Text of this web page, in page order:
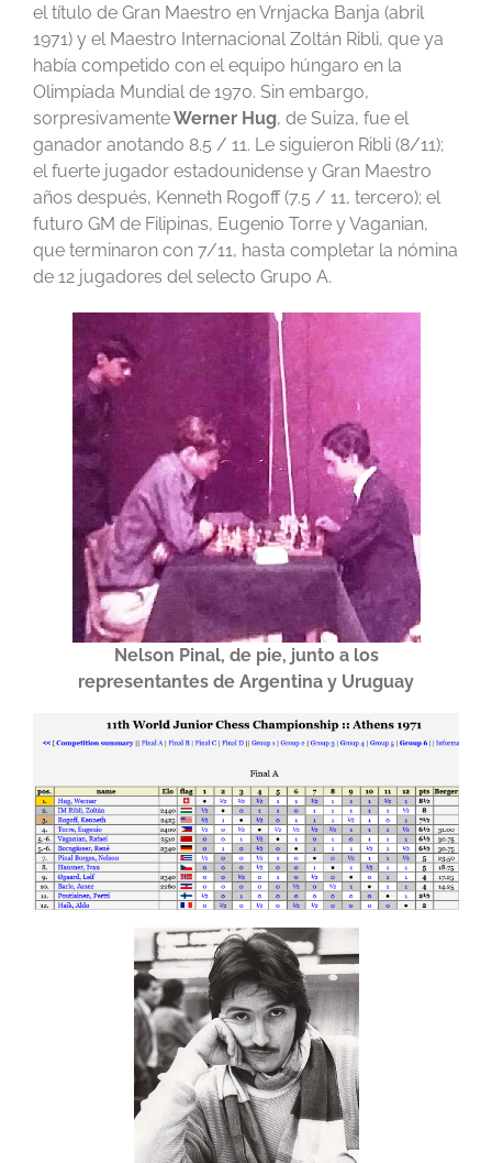
el título de Gran Maestro en Vrnjacka Banja (abril
1971) y el Maestro Internacional Zoltán Ribli, que ya
había competido con el equipo húngaro en la
Olimpíada Mundial de 1970. Sin embargo,
sorpresivamenteWerner Hug, de Suiza, fue el
ganador anotando 8.5 / 11. Le siguieron Ribli (8/11);
el fuerte jugador estadounidense y Gran Maestro
años después, Kenneth Rogoff (7.5 / 11, tercero); el
futuro GM de Filipinas, Eugenio Torre y Vaganian,
que terminaron con 7/11, hasta completar la nómina
de 12 jugadores del selecto Grupo A.
Nelson Pinal, de pie, junto a los
representantes de Argentina y Uruguay